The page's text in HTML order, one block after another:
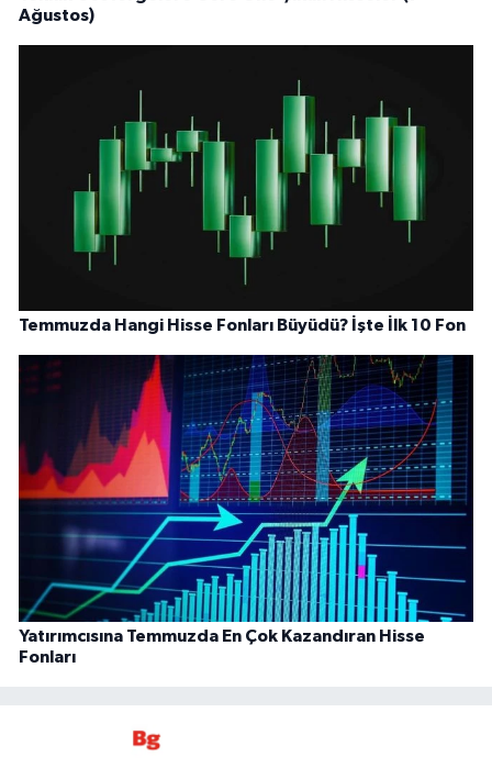
Ağustos)
Temmuzda Hangi Hisse Fonları Büyüdü? İşte İlk 10 Fon
Yatırımcısına Temmuzda En Çok Kazandıran Hisse
Fonları